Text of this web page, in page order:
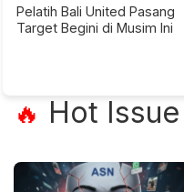
Pelatih Bali United Pasang
Target Begini di Musim Ini
🔥 Hot Issue